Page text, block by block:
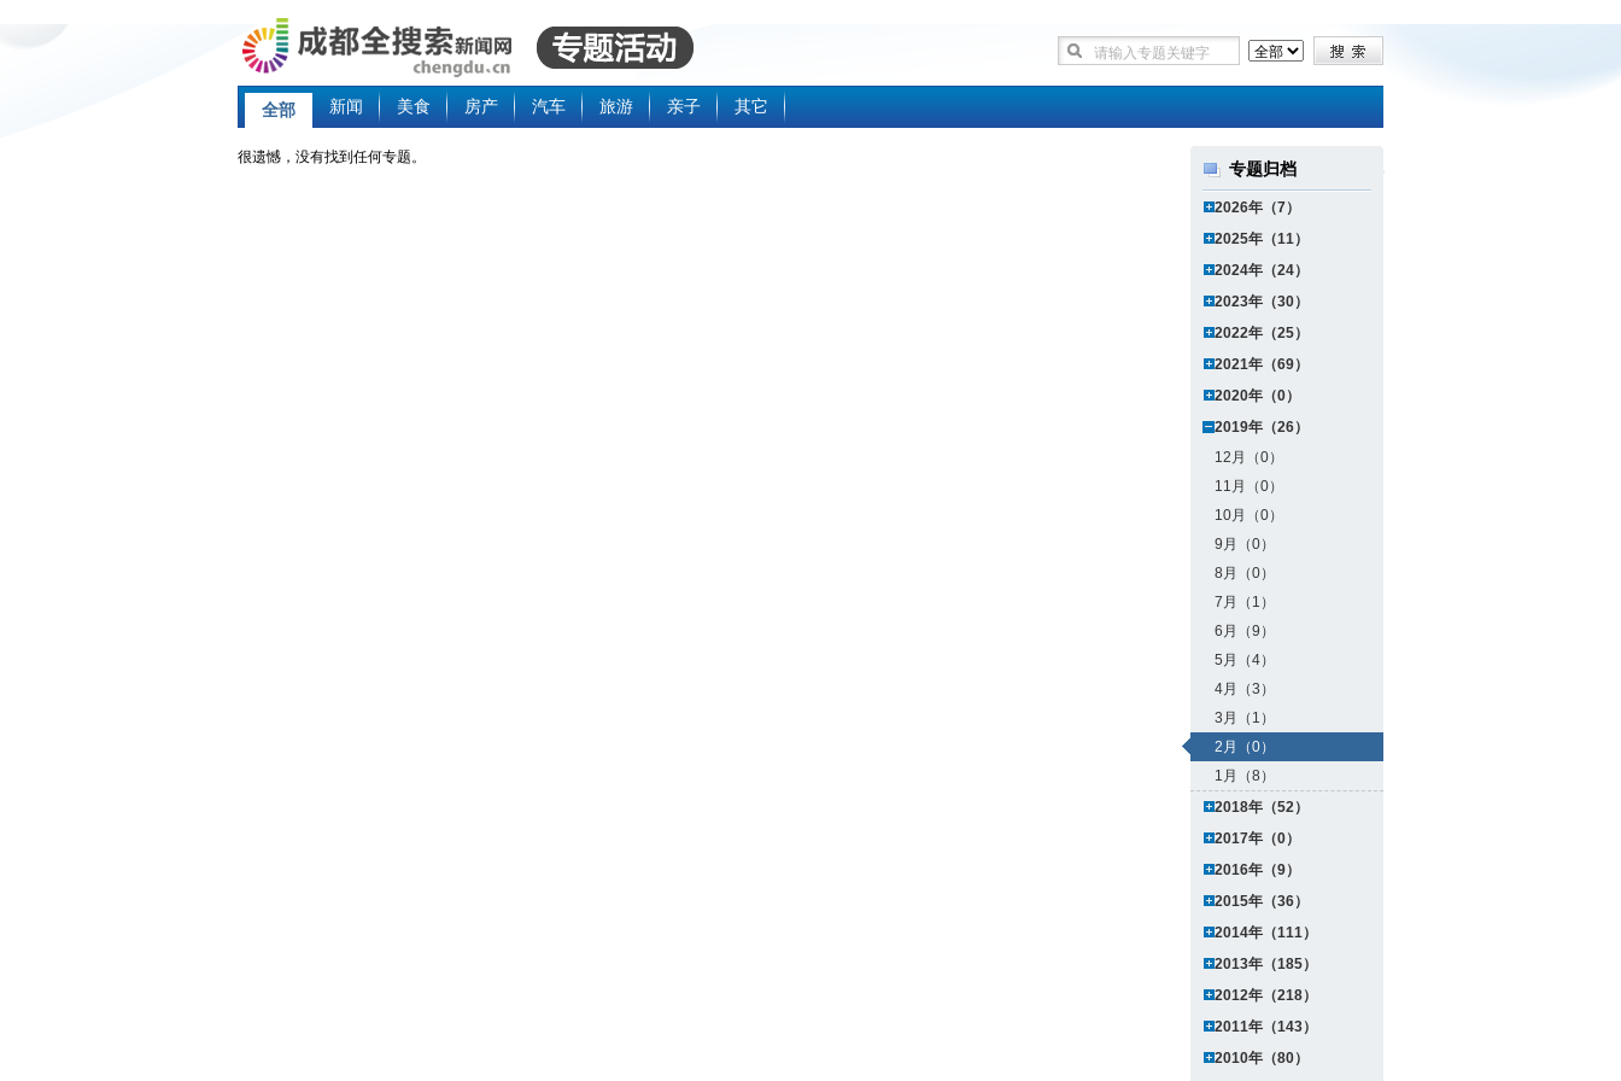
全部 新闻 美食 房产 汽车 旅游 亲子 其它
很遗憾，没有找到任何专题。
专题归档
2026年（7）
2025年（11）
2024年（24）
2023年（30）
2022年（25）
2021年（69）
2020年（0）
2019年（26）
12月（0）
11月（0）
10月（0）
9月（0）
8月（0）
7月（1）
6月（9）
5月（4）
4月（3）
3月（1）
2月（0）
1月（8）
2018年（52）
2017年（0）
2016年（9）
2015年（36）
2014年（111）
2013年（185）
2012年（218）
2011年（143）
2010年（80）